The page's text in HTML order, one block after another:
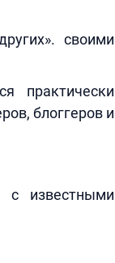
своими
практически
блоггеров и
с известными